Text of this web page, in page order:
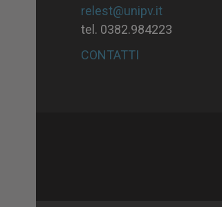
relest@unipv.it
tel. 0382.984223
CONTATTI